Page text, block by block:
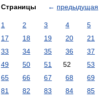
Страницы ← предыдущая
1 2 3 4 5
17
18 19 20 21
33
34 35 36 37
49
50 51 52 53
65
66 67 68 69
81
82 83 84 85